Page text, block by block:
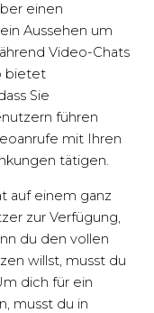
einen
Aussehen um
Video-Chats
bietet
Sie
führen
mit Ihren
tätigen.
auf einem ganz
zur Verfügung,
du den vollen
willst, musst du
dich für ein
musst du in